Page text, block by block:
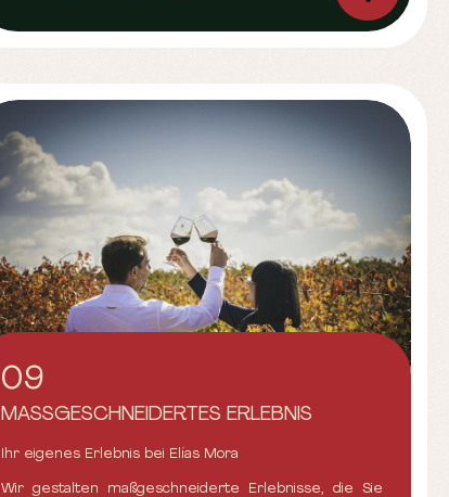
09
MASSGESCHNEIDERTES ERLEBNIS
Ihr eigenes Erlebnis bei Elías Mora
Wir gestalten maßgeschneiderte Erlebnisse, die Sie